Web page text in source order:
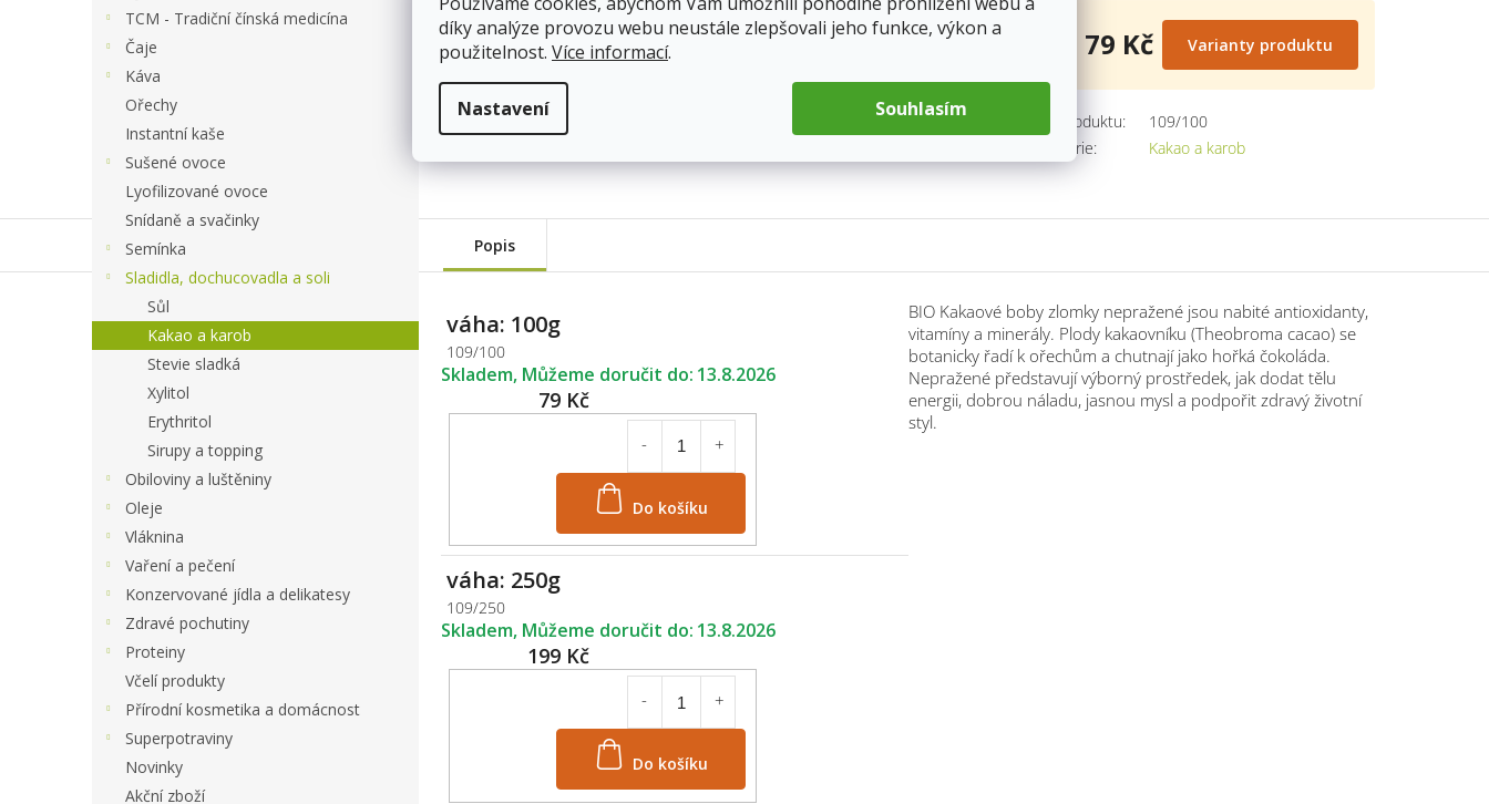
díky analýze provozu webu neustále zlepšovali jeho funkce, výkon a
použitelnost. Více informací.
Nastavení Souhlasím
TCM - Tradiční čínská medicína
Čaje
Káva
Ořechy
Instantní kaše
Sušené ovoce
Lyofilizované ovoce
Snídaně a svačinky
Semínka
Sladidla, dochucovadla a soli
Sůl
Kakao a karob
Stevie sladká
Xylitol
Erythritol
Sirupy a topping
Obiloviny a luštěniny
Oleje
Vláknina
Vaření a pečení
Konzervované jídla a delikatesy
Zdravé pochutiny
Proteiny
Včelí produkty
Přírodní kosmetika a domácnost
Superpotraviny
Novinky
Akční zboží
Kód produktu:
109/100
Kategorie: Kakao a karob
79 Kč
cena:
Varianty produktu
Popis
váha: 100g
109/100
79 Kč
Do košíku
Skladem 13.8.2026
váha: 250g
109/250
199 Kč
Do košíku
Skladem 13.8.2026
BIO Kakaové boby zlomky nepražené jsou nabité antioxidanty,
vitamíny a minerály. Plody kakaovníku (Theobroma cacao) se
botanicky řadí k ořechům a chutnají jako hořká čokoláda.
Nepražené představují výborný prostředek, jak dodat tělu
energii, dobrou náladu, jasnou mysl a podpořit zdravý životní
styl.